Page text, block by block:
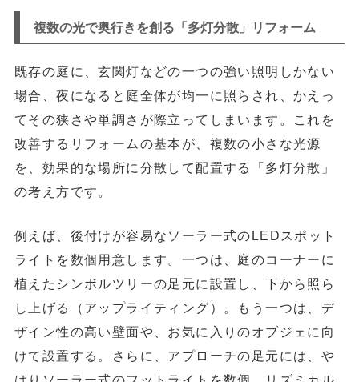
複数の光で奥行きを創る「多灯分散」リフォーム
既存の庭に、玄関灯などの一つの強い照明しかない
場合、夜になると庭全体が均一に照らされ、かえっ
てその狭さや単調さが際立ってしまいます。これを
改善するリフォームの基本が、複数の小さな光源
を、効果的な場所に分散して配置する「多灯分散」
の考え方です。
例えば、 後付けが容易なソーラー式のLEDスポット
ライト を数個用意します。一つは、庭のコーナーに
植えたシンボルツリーの足元に設置し、下から照ら
し上げる（アップライティング）。もう一つは、デ
ザイン性の高い壁面や、お気に入りのオブジェに向
けて設置する。さらに、アプローチの足元には、や